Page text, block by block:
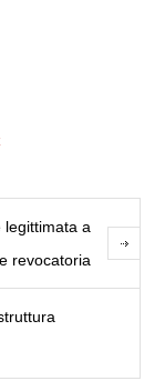
legittimata a
revocatoria